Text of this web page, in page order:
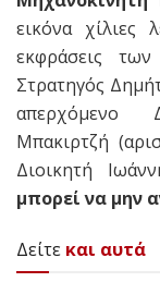
εικόνα χίλιες
εκφράσεις
Στρατηγός
απερχόμενο
Μπακιρτζή
Διοικητή
μπορεί να μην
Δείτε και αυτά